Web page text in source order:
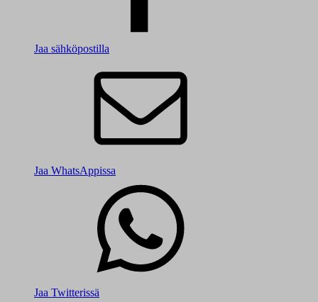
Jaa sähköpostilla
Jaa WhatsAppissa
Jaa Twitterissä